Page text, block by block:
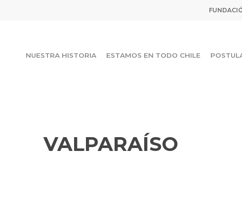
NUESTRA HISTORIA ESTAMOS EN TODO CHILE
VALPARAÍSO